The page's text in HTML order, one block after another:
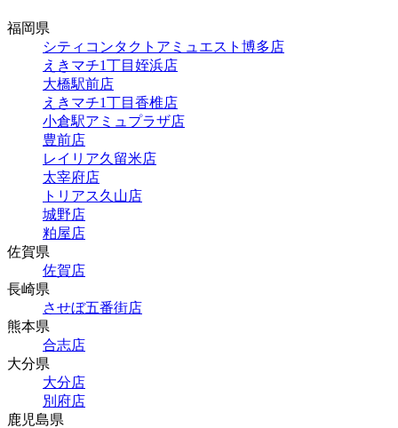
福岡県
シティコンタクトアミュエスト博多店
えきマチ1丁目姪浜店
大橋駅前店
えきマチ1丁目香椎店
小倉駅アミュプラザ店
豊前店
レイリア久留米店
太宰府店
トリアス久山店
城野店
粕屋店
佐賀県
佐賀店
長崎県
させぼ五番街店
熊本県
合志店
大分県
大分店
別府店
鹿児島県